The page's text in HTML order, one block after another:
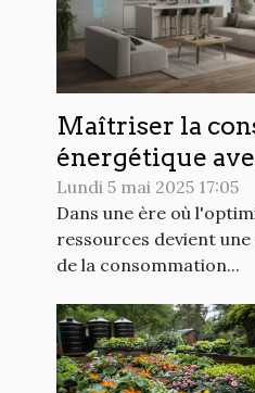
Maîtriser la
énergétique
domotique
économique
Lundi 5 mai 2025 17:05
Dans une ère où
ressources devient
de la consommation...